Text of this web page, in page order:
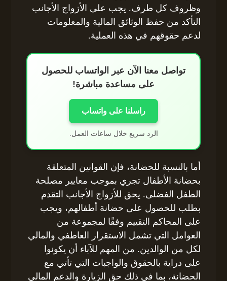
وظروف كل طرف. يجب على الأزواج الأجانب
التأكد من حفظ الوثائق المالية والمعلومات
لدعم حقوقهم في هذه العملية.
تواصل معنا الآن عبر الواتساب للحصول
على مساعدة مباشرة!
راسلنا على واتساب
الرد سريع خلال ساعات العمل.
أما بالنسبة للحضانة، فإن القوانين المتعلقة
بحضانة الأطفال تجري بموجب معايير مصلحة
الطفل الفضلى. يحق للأزواج الأجانب التقدم
بطلب للحصول على حضانة أطفالهم، ويجب
على المحاكم التقييم وفقًا لمجموعة من
العوامل التي تشمل الاستقرار العاطفي والمالي
لكل من الوالدين. من المهم للآباء أن يكونوا
على دراية بالحقوق والواجبات التي تأتي مع
الحضانة، بما في ذلك حق الزيارة والدعم المالي